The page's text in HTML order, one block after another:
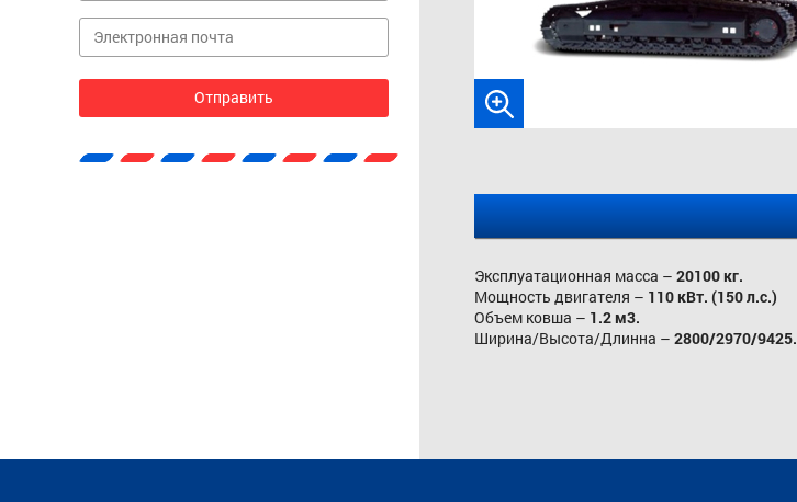
Эксплуатационная масса – 20100 кг.
Мощность двигателя – 110 кВт. (150 л.с.)
Объем ковша – 1.2 м3.
Ширина/Высота/Длинна – 2800/2970/9425.